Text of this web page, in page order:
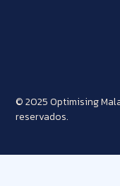
© 2025 Optimising
reservados.